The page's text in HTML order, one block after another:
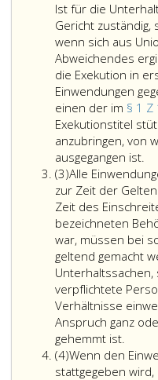
Ist für die
Gericht zuständig,
wenn sich aus
Abweichendes
die Exekution in
Einwendungen
einen der im § 1 Z
Exekutionstitel
anzubringen, von
ausgegangen ist.
im
(3)Absatz
3
Alle
zur Zeit der
Zeit des
bezeichneten
war, müssen bei
geltend gemacht
verpflichtete
Verhältnisse
Anspruch ganz
gehemmt ist.
die
(4)Absatz
4
Wenn den
stattgegeben